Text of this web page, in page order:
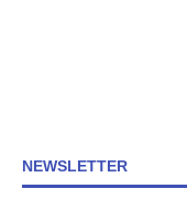
NEWSLETTER